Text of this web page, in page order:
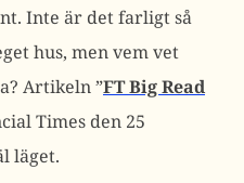
Inte är det farligt så
hus, men vem vet
Artikeln ”FT Big Read
Times den 25
läget.